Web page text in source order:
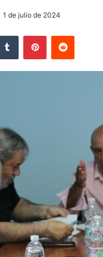
1 de julio de 2024